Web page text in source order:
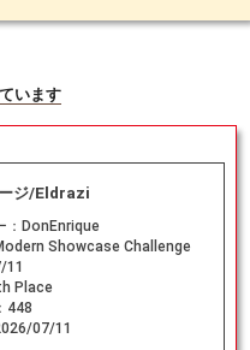
います
ジ/Eldrazi
DonEnrique
Showcase Challenge
11
Place
448
07/11